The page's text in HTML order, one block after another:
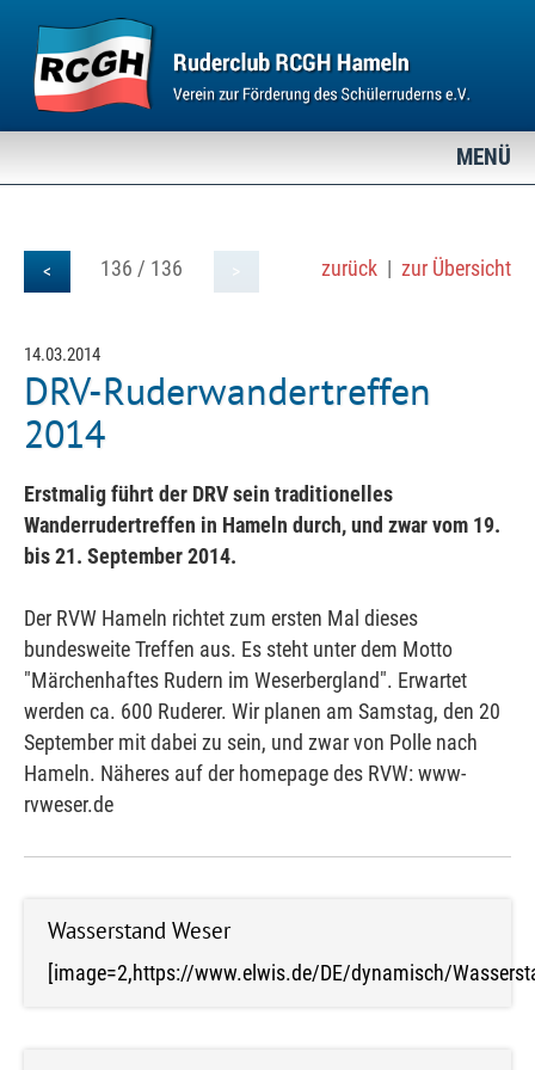
MENÜ
< 136 / 136 > zurück zur Übersicht
14.03.2014
DRV-Ruderwandertreffen
2014
Erstmalig führt der DRV sein traditionelles
Wanderrudertreffen in Hameln durch, und zwar vom 19.
bis 21. September 2014.
Der RVW Hameln richtet zum ersten Mal dieses
bundesweite Treffen aus. Es steht unter dem Motto
"Märchenhaftes Rudern im Weserbergland". Erwartet
werden ca. 600 Ruderer. Wir planen am Samstag, den 20
September mit dabei zu sein, und zwar von Polle nach
Hameln. Näheres auf der homepage des RVW: www-
rvweser.de
Wasserstand Weser
[image=2,https://www.elwis.de/DE/dynamisch/